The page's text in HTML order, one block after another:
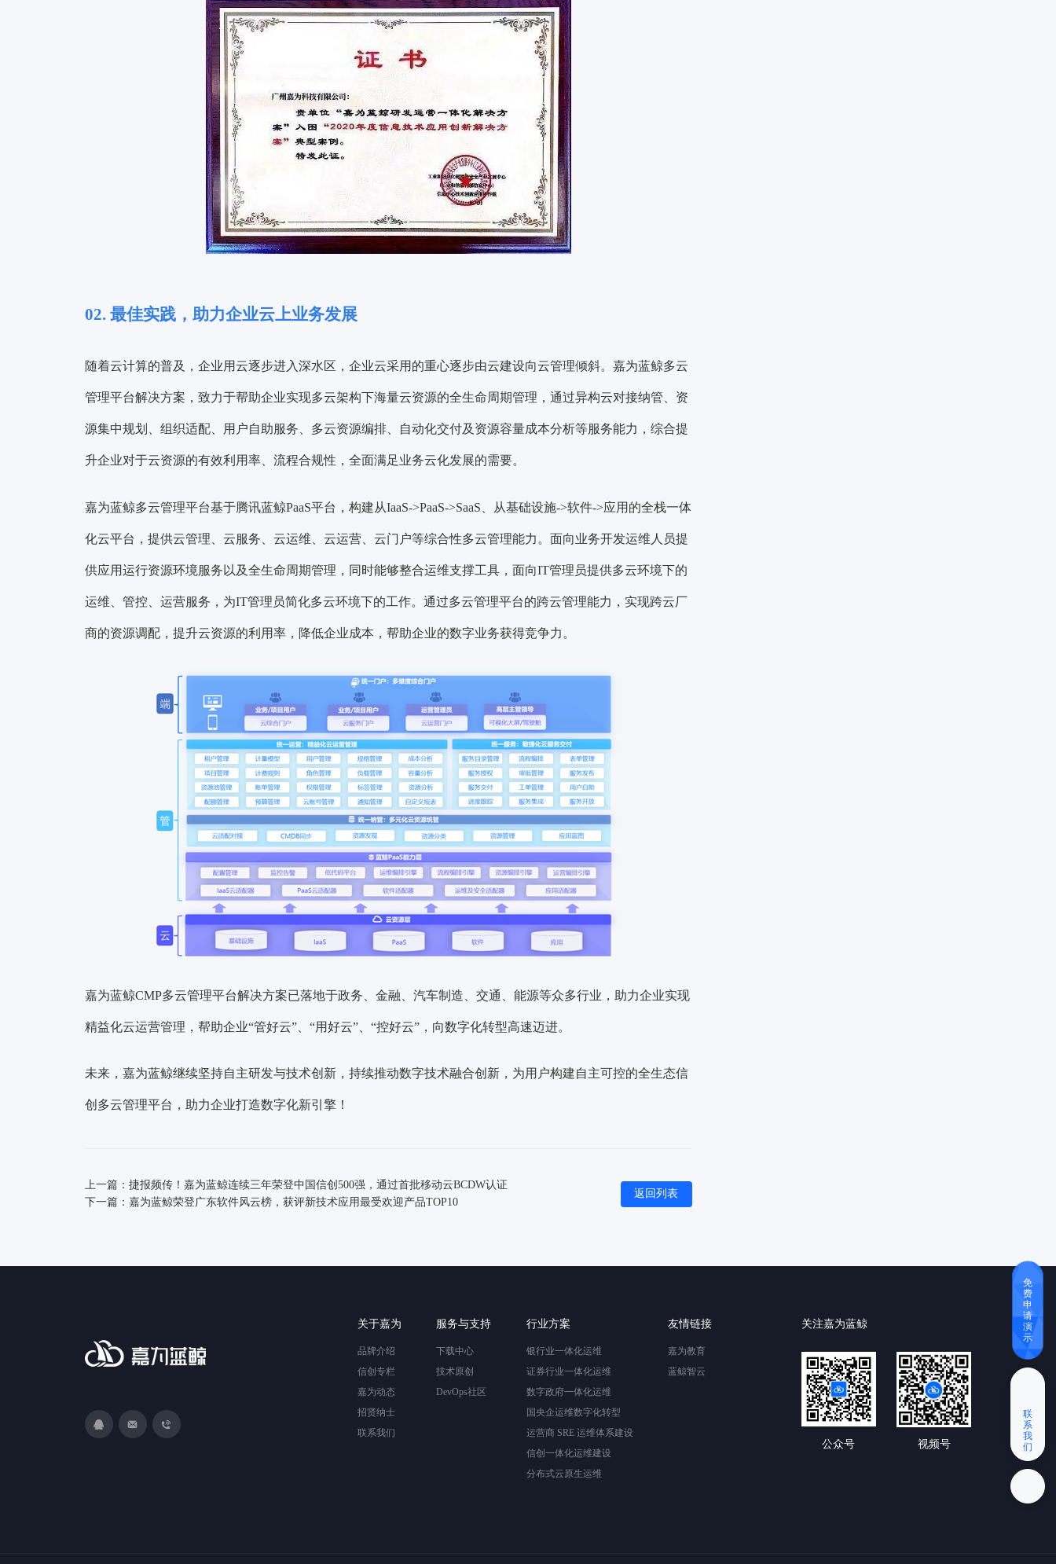
02. 最佳实践，助力企业云上业务发展
随着云计算的普及，企业用云逐步进入深水区，企业云采用的重心逐步由云建设向云管理倾斜。 嘉为蓝鲸多云
管理平台解决方案，致力于帮助企业实现多云架构下海量云资源的全生命周期管理 ，通过异构云对接纳管、资
源集中规划、组织适配、用户自助服务、多云资源编排、自动化交付及资源容量成本分析等服务能力，综合提
升企业对于云资源的有效利用率、流程合规性，全面满足业务云化发展的需要。
嘉为蓝鲸多云管理平台基于腾讯蓝鲸PaaS平台，构建从IaaS->PaaS->SaaS、从基础设施->软件->应用的全栈一体
化云平台， 提供云管理、云服务、云运维、云运营、云门户等综合性多云管理能力 。面向业务开发运维人员提
供应用运行资源环境服务以及全生命周期管理，同时能够整合运维支撑工具，面向IT管理员提供多云环境下的
运维、管控、运营服务，为IT管理员简化多云环境下的工作。通过多云管理平台的跨云管理能力，实现跨云厂
商的资源调配，提升云资源的利用率，降低企业成本，帮助企业的数字业务获得竞争力。
嘉为蓝鲸CMP多云管理平台解决方案已落地于政务、金融、汽车制造、交通、能源等众多行业，助力企业实现
精益化云运营管理，帮助企业“管好云”、“用好云”、“控好云”，向数字化转型高速迈进。
未来，嘉为蓝鲸继续坚持自主研发与技术创新，持续推动数字技术融合创新，为用户构建自主可控的全生态信
创多云管理平台，助力企业打造数字化新引擎！
上一篇：捷报频传！嘉为蓝鲸连续三年荣登中国信创500强，通过首批移动云BCDW认证
下一篇：嘉为蓝鲸荣登广东软件风云榜，获评新技术应用最受欢迎产品TOP10
返回列表
关于嘉为
品牌介绍
信创专栏
嘉为动态
招贤纳士
联系我们
服务与支持
下载中心
技术原创
DevOps社区
行业方案
银行业一体化运维
证券行业一体化运维
数字政府一体化运维
国央企运维数字化转型
运营商 SRE 运维体系建设
信创一体化运维建设
分布式云原生运维
友情链接
嘉为教育
蓝鲸智云
关注嘉为蓝鲸
公众号 视频号
免
费
申
请
演
示
联
系
我
们